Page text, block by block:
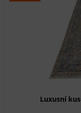
Luxusní